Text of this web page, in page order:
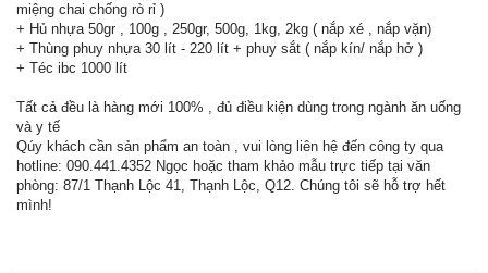
miệng chai chống rò rỉ )
+ Hủ nhựa 50gr , 100g , 250gr, 500g, 1kg, 2kg ( nắp xé , nắp vặn)
+ Thùng phuy nhựa 30 lít - 220 lít + phuy sắt ( nắp kín/ nắp hở )
+ Téc ibc 1000 lít
Tất cả đều là hàng mới 100% , đủ điều kiện dùng trong ngành ăn uống
và y tế
Qúy khách cần sản phẩm an toàn , vui lòng liên hệ đến công ty qua
hotline: 090.441.4352 Ngọc hoặc tham khảo mẫu trực tiếp tại văn
phòng: 87/1 Thạnh Lộc 41, Thạnh Lộc, Q12. Chúng tôi sẽ hỗ trợ hết
mình!